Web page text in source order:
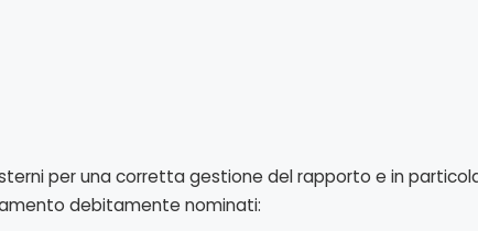
per una corretta gestione del rapporto e in
debitamente nominati: